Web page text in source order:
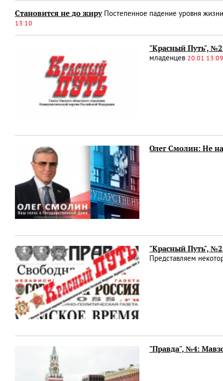
Становится не до жируПостепенное падение уровня
13:10
"Красный Путь",
младенцев 20.01 13:09
Олег Смолин: Не
"Красный Путь",
Представляем
"Правда", №4: